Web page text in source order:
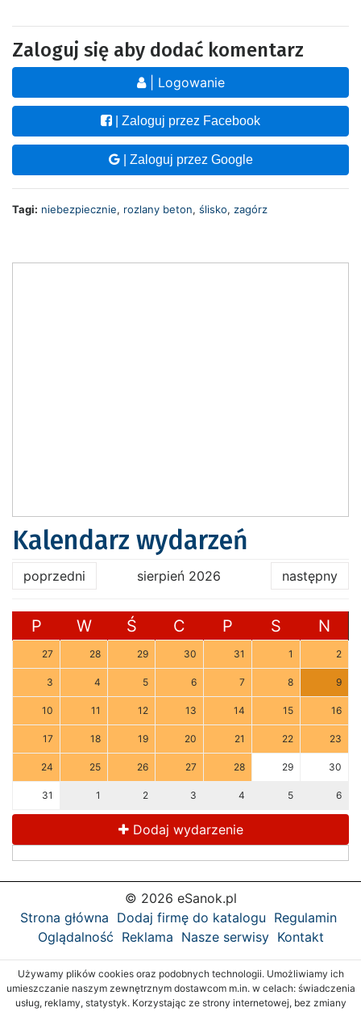
Zaloguj się aby dodać komentarz
| Logowanie
| Zaloguj przez Facebook
| Zaloguj przez Google
Tagi: niebezpiecznie, rozlany beton, ślisko, zagórz
Kalendarz wydarzeń
poprzedni sierpień 2026 następny
P W Ś C P S N
27 28 29 30 31 1 2
3 4 5 6 7 8 9
10 11 12 13 14 15 16
17 18 19 20 21 22 23
24 25 26 27 28 29 30
31 1 2 3 4 5 6
Dodaj wydarzenie
© 2026 eSanok.pl
Strona główna Dodaj firmę do katalogu Regulamin
Oglądalność Reklama Nasze serwisy Kontakt
Używamy plików cookies oraz podobnych technologii. Umożliwiamy ich
umieszczanie naszym zewnętrznym dostawcom m.in. w celach: świadczenia
usług, reklamy, statystyk. Korzystając ze strony internetowej, bez zmiany